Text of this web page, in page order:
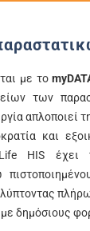
με το
των
απλοποιεί
και
HIS έχει
δημόσιους